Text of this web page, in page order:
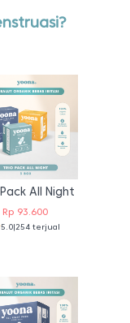
All Night
Rp 93.600
5.0|254 terjual